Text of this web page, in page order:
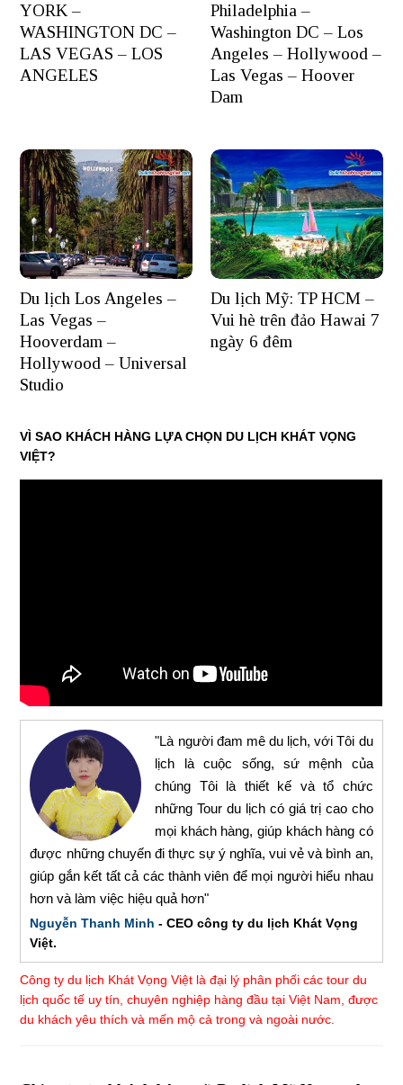
YORK –
WASHINGTON DC –
LAS VEGAS – LOS
ANGELES
Philadelphia –
Washington DC – Los
Angeles – Hollywood –
Las Vegas – Hoover
Dam
Du lịch Los Angeles –
Las Vegas –
Hooverdam –
Hollywood – Universal
Studio
Du lịch Mỹ: TP HCM –
Vui hè trên đảo Hawai 7
ngày 6 đêm
VÌ SAO KHÁCH HÀNG LỰA CHỌN DU LỊCH KHÁT VỌNG
VIỆT?
"Là người đam mê du lịch, với Tôi du
lịch là cuộc sống, sứ mệnh của
chúng Tôi là thiết kế và tổ chức
những Tour du lịch có giá trị cao cho
mọi khách hàng, giúp khách hàng có
được những chuyến đi thực sự ý nghĩa, vui vẻ và bình an,
giúp gắn kết tất cả các thành viên để mọi người hiểu nhau
hơn và làm việc hiệu quả hơn"
Nguyễn Thanh Minh - CEO công ty du lịch Khát Vọng
Việt.
Công ty du lịch Khát Vọng Việt là đại lý phân phối các tour du
lịch quốc tế uy tín, chuyên nghiệp hàng đầu tại Việt Nam, được
du khách yêu thích và mến mộ cả trong và ngoài nước.